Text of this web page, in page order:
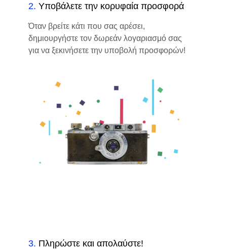
2. Υποβάλετε την κορυφαία προσφορά
Όταν βρείτε κάτι που σας αρέσει,
δημιουργήστε τον δωρεάν λογαριασμό σας
για να ξεκινήσετε την υποβολή προσφορών!
3. Πληρώστε και απολαύστε!